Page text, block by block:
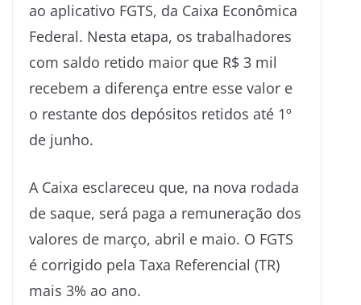
ao aplicativo FGTS, da Caixa Econômica
Federal. Nesta etapa, os trabalhadores
com saldo retido maior que R$ 3 mil
recebem a diferença entre esse valor e
o restante dos depósitos retidos até 1º
de junho.
A Caixa esclareceu que, na nova rodada
de saque, será paga a remuneração dos
valores de março, abril e maio. O FGTS
é corrigido pela Taxa Referencial (TR)
mais 3% ao ano.